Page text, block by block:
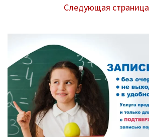
Следующая страница
ОСНОВНАЯ
ПАНЕЛЬ